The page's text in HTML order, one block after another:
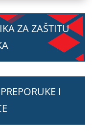
ZA ZAŠTITU
I